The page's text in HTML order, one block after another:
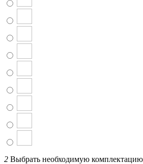
2 Выбрать необходимую комплектацию